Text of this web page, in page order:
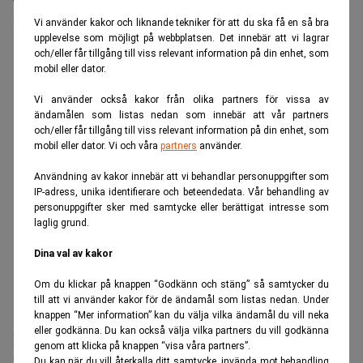
Vi använder kakor och liknande tekniker för att du ska få en så bra
upplevelse som möjligt på webbplatsen. Det innebär att vi lagrar
och/eller får tillgång till viss relevant information på din enhet, som
mobil eller dator.
Vi använder också kakor från olika partners för vissa av
ändamålen som listas nedan som innebär att vår partners
och/eller får tillgång till viss relevant information på din enhet, som
mobil eller dator. Vi och våra partners använder.
Användning av kakor innebär att vi behandlar personuppgifter som
IP-adress, unika identifierare och beteendedata. Vår behandling av
personuppgifter sker med samtycke eller berättigat intresse som
laglig grund.
Dina val av kakor
Om du klickar på knappen “Godkänn och stäng” så samtycker du
till att vi använder kakor för de ändamål som listas nedan. Under
knappen “Mer information” kan du välja vilka ändamål du vill neka
eller godkänna. Du kan också välja vilka partners du vill godkänna
genom att klicka på knappen “visa våra partners”.
ryska kunder.
ANNONS
Produktionen sker dels med komponentlager som blev